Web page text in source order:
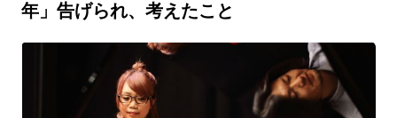
年」告げられ、考えたこと